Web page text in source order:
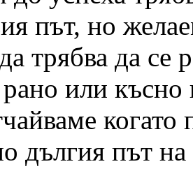
път, но
трябва да се
или
дългия път